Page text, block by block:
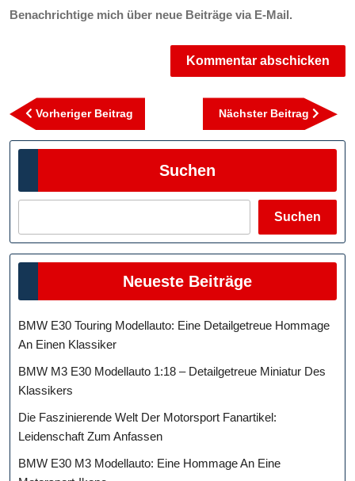
Benachrichtige mich über neue Beiträge via E-Mail.
Beitragsnavigation
Vorheriger Beitrag
Beitrag
Nächster Beitrag
Suchen
Suchen
Neueste Beiträge
BMW E30 Touring Modellauto: Eine Detailgetreue Hommage
An Einen Klassiker
BMW M3 E30 Modellauto 1:18 – Detailgetreue Miniatur Des
Klassikers
Die Faszinierende Welt Der Motorsport Fanartikel:
Leidenschaft Zum Anfassen
BMW E30 M3 Modellauto: Eine Hommage An Eine